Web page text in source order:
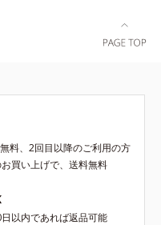
料、2回目以降のご利用の方
買い上げで、送料無料
以内であれば返品可能